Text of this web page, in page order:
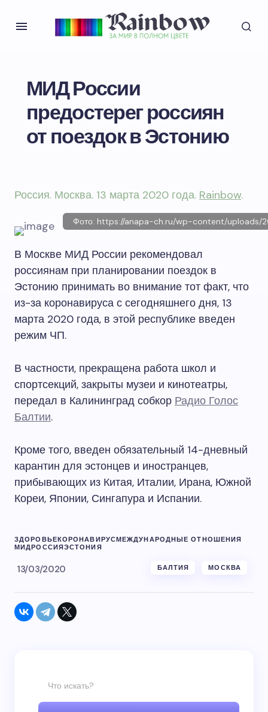
МИД России
предостерег россиян
от поездок в Эстонию
Россия. Москва. 13 марта 2020 года. Rainbow.
Фото: https://anapa-ch.ru/wp-content/uploads/
В Москве МИД России рекомендовал
россиянам при планировании поездок в
Эстонию принимать во внимание тот факт, что
из-за коронавируса с сегодняшнего дня, 13
марта 2020 года, в этой республике введен
режим ЧП.
В частности, прекращена работа школ и
спортсекций, закрыты музеи и кинотеатры,
передал в Калининград собкор Радио Голос
Балтии.
Кроме того, введен обязательный 14-дневный
карантин для эстонцев и иностранцев,
прибывающих из Китая, Италии, Ирана, Южной
Кореи, Японии, Сингапура и Испании.
ЗДОРОВЬЕКОРОНАВИРУСМЕЖДУНАРОДНЫЕ ОТНОШЕНИЯ
МИДРОССИЯЭСТОНИЯ
13/03/2020 БАЛТИЯ МОСКВА